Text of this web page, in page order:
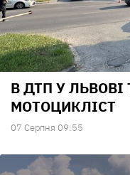
В ДТП У
МОТОЦИКЛІСТ
07 Серпня 09:55